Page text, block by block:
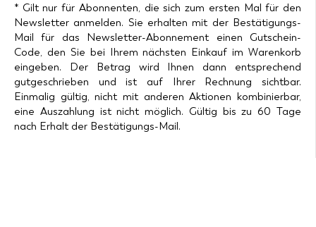
* Gilt nur für Abonnenten, die sich zum ersten Mal für den
Newsletter anmelden. Sie erhalten mit der Bestätigungs-
Mail für das Newsletter-Abonnement einen Gutschein-
Code, den Sie bei Ihrem nächsten Einkauf im Warenkorb
eingeben. Der Betrag wird Ihnen dann entsprechend
gutgeschrieben und ist auf Ihrer Rechnung sichtbar.
Einmalig gültig, nicht mit anderen Aktionen kombinierbar,
eine Auszahlung ist nicht möglich. Gültig bis zu 60 Tage
nach Erhalt der Bestätigungs-Mail.